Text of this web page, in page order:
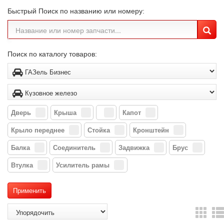
Быстрый Поиск по названию или номеру:
Поиск по каталогу товаров:
Дверь Крыша
Капот
Крыло переднее
Стойка
Кронштейн
Балка
Соединитель Задвижка
Брус
Втулка
Усилитель рамы